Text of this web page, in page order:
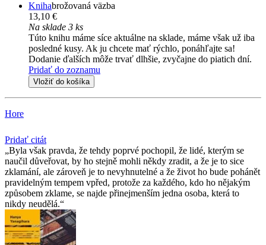
Knihabrožovaná väzba
13,10 €
Na sklade 3 ks
Túto knihu máme síce aktuálne na sklade, máme však už iba
posledné kusy. Ak ju chcete mať rýchlo, ponáhľajte sa!
Dodanie ďalších môže trvať dlhšie, zvyčajne do piatich dní.
Pridať do zoznamu
Vložiť do košíka
Hore
Pridať citát
Byla však pravda, že tehdy poprvé pochopil, že lidé, kterým se
naučil důveřovat, by ho stejně mohli někdy zradit, a že je to sice
zklamání, ale zároveň je to nevyhnutelné a že život ho bude pohánět
pravidelným tempem vpřed, protože za každého, kdo ho nějakým
způsobem zklame, se najde přinejmenším jedna osoba, která to
nikdy neudělá.